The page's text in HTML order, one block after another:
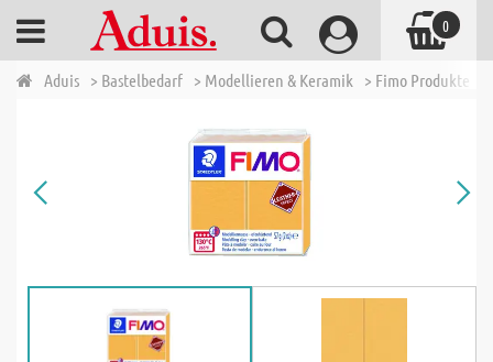
Aduis > Bastelbedarf > Modellieren & Keramik > Fimo Produkte
0